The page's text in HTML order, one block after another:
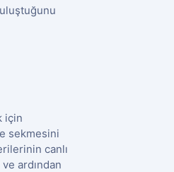
için
sekmesini
canlı
ardından